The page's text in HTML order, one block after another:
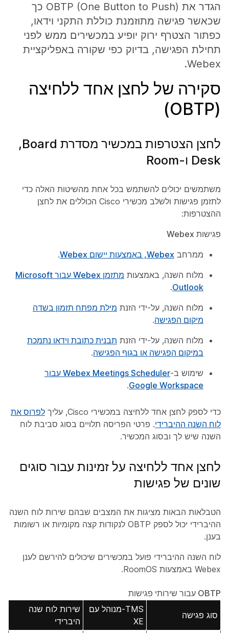
הגדר את OBTP (One Button to Push) כך
שכאשר פגישה מתוזמנת כוללת התקני וידאו,
כפתור הצטרף ירוק יופיע במכשירים ממש לפני
תחילת הפגישה, בדיוק כפי שקורה באפליקציית
Webex.
סקירה של לחצן אחד ללחיצה
(OBTP)
לחצן הצטרפות במכשיר מסדרת Board,
משתמשים יכולים להשתמש בכל אחת מהשיטות האלה כדי
לתזמן פגישות ולשלב מכשירי Cisco הכוללים את לחצן
ההצטרפות:
פגישות Webex
ממרחב Webex, באמצעות יישום Webex
.
מלוח השנה, באמצעות
מתזמן Webex עבור Microsoft
Outlook
.
מלוח השנה, על-ידי הזנת מילת מפתח תזמון בשדה
מיקום הפגישה.
מלוח השנה, על-ידי הזנת תבנית כתובת וידאו נתמכת
במיקום הפגישה או בגוף הפגישה.
שימוש ב-
Webex Meetings Scheduler עבור
Google Workspace
.
כדי לספק לחצן אחד ללחיצה במכשירי Cisco, עליך
לפרוס את
לוח השנה ההיברידי. פרטי הפריסה תלויים בסוג סביבת לוח
השנה שיש לך ובסוג המכשיר.
לחצן אחד ללחיצה על זמינות עבור סוגים
שונים של פגישות
הטבלאות הבאות מציגות את המצבים שבהם שירות לוח השנה
ההיברידי יכול לספק OBTP לנקודות קצה מקומיות או רשומות
בענן.
לוח השנה ההיברידי פועל במכשירים שיכולים להירשם לענן
Webex באמצעות RoomOS.
OBTP עבור שירותי פגישות
סוג פגישה
TMS-מנוהל עם
XE
שירות לוח שנה
היברידי